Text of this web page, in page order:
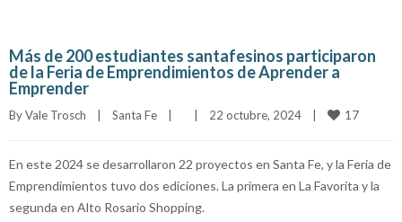
Más de 200 estudiantes santafesinos participaron
de la Feria de Emprendimientos de Aprender a
Emprender
By Vale Trosch Santa Fe 22 octubre, 2024 17
En este 2024 se desarrollaron 22 proyectos en Santa Fe, y la Feria de
Emprendimientos tuvo dos ediciones. La primera en La Favorita y la
segunda en Alto Rosario Shopping.